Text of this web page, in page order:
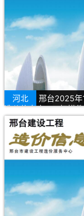
河北
邢台2025年
造价信息库PDF扫描